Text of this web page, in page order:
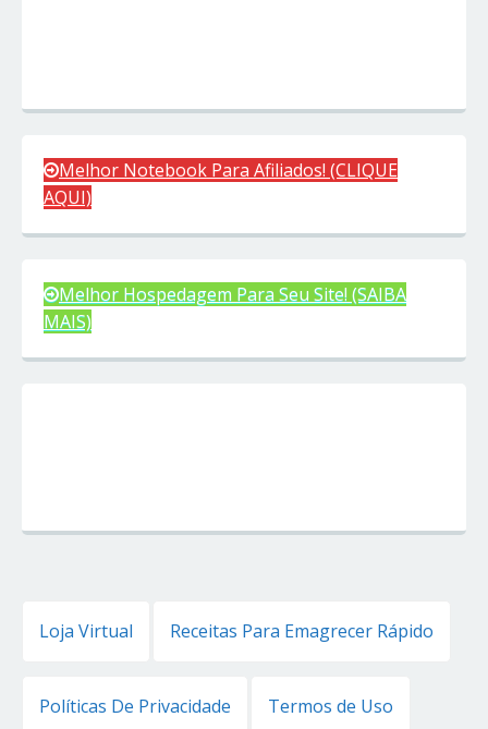
Melhor Notebook Para Afiliados! (CLIQUE
AQUI)
Melhor Hospedagem Para Seu Site! (SAIBA
MAIS)
Loja Virtual Receitas Para Emagrecer Rápido
Políticas De Privacidade Termos de Uso